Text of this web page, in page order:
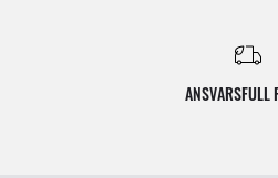
ANSVARSFULL